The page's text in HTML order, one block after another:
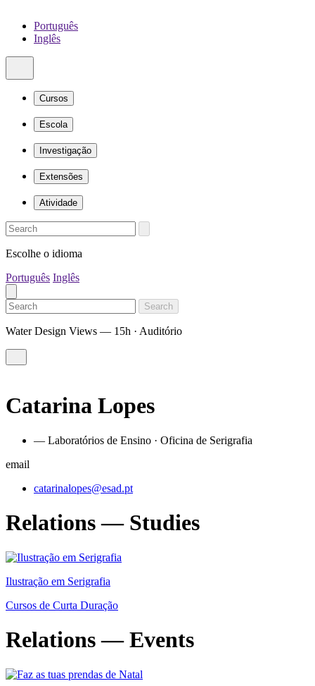
Português
Inglês
Cursos
Escola
Investigação
Extensões
Atividade
Escolhe o idioma
Português Inglês
Search
Water Design Views — 15h · Auditório
Catarina Lopes
— Laboratórios de Ensino · Oficina de Serigrafia
email
catarinalopes@esad.pt
Relations — Studies
Ilustração em Serigrafia
Cursos de Curta Duração
Relations — Events